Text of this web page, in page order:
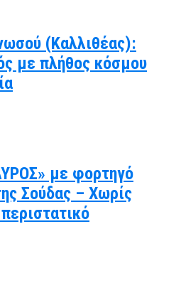
(Καλλιθέας):
με πλήθος κόσμου
με φορτηγό
Σούδας – Χωρίς